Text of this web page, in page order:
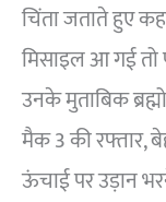
चिंता जताते हुए
मिसाइल आ गई तो
उनके मुताबिक
मैक 3 की रफ्तार,
ऊंचाई पर उड़ान